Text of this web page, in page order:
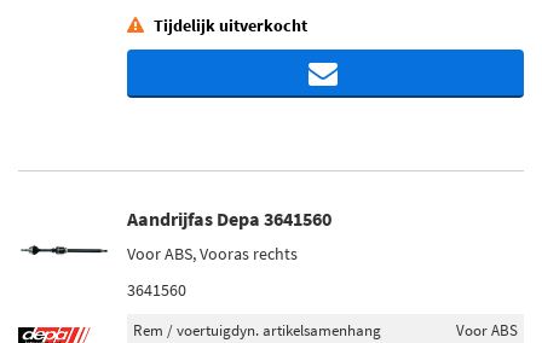
Tijdelijk uitverkocht
Aandrijfas Depa 3641560
Voor ABS, Vooras rechts
3641560
Rem / voertuigdyn. artikelsamenhang
Voor ABS